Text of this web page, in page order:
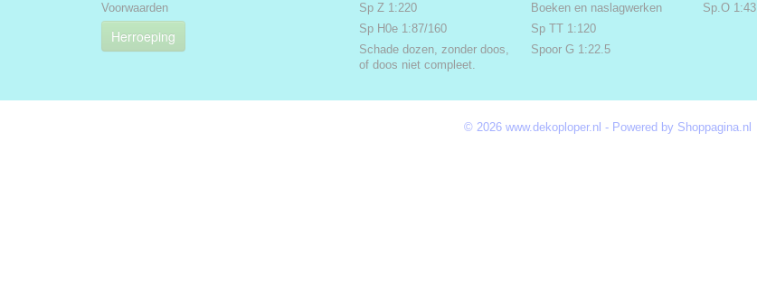
Voorwaarden
Herroeping
Sp Z 1:220
Sp H0e 1:87/160
Schade dozen, zonder doos,
of doos niet compleet.
Boeken en naslagwerken
Sp TT 1:120
Spoor G 1:22.5
Sp.O 1:43
© 2026 www.dekoploper.nl - Powered by Shoppagina.nl